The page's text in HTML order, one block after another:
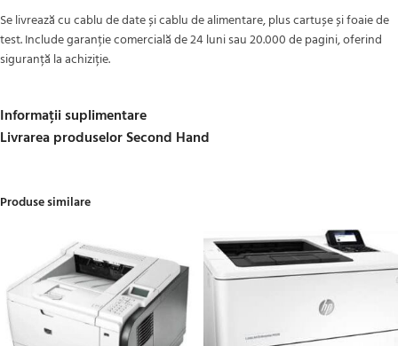
Se livrează cu cablu de date și cablu de alimentare, plus cartușe și foaie de
test. Include garanție comercială de 24 luni sau 20.000 de pagini, oferind
siguranță la achiziție.
Informații suplimentare
Livrarea produselor Second Hand
Produse similare